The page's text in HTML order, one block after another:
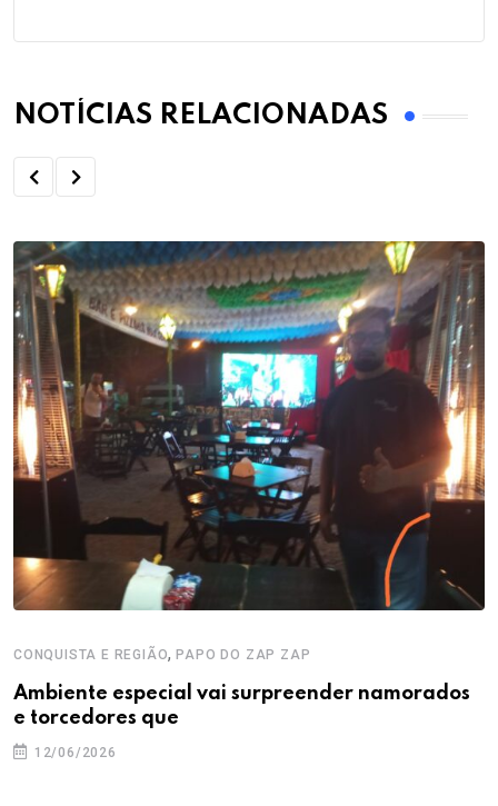
NOTÍCIAS RELACIONADAS
CONQUISTA E REGIÃO,PAPO DO ZAP ZAP
Ambiente especial vai surpreender namorados
e torcedores que
12/06/2026